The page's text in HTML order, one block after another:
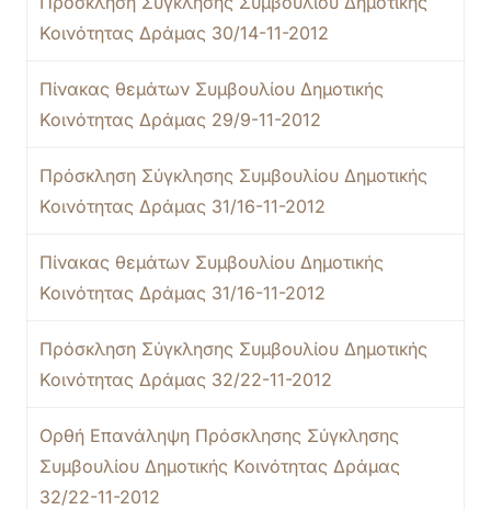
Κοινότητας Δράμας 30/14-11-2012
Πίνακας θεμάτων Συμβουλίου Δημοτικής
Κοινότητας Δράμας 29/9-11-2012
Πρόσκληση Σύγκλησης Συμβουλίου Δημοτικής
Κοινότητας Δράμας 31/16-11-2012
Πίνακας θεμάτων Συμβουλίου Δημοτικής
Κοινότητας Δράμας 31/16-11-2012
Πρόσκληση Σύγκλησης Συμβουλίου Δημοτικής
Κοινότητας Δράμας 32/22-11-2012
Ορθή Επανάληψη Πρόσκλησης Σύγκλησης
Συμβουλίου Δημοτικής Κοινότητας Δράμας
32/22-11-2012